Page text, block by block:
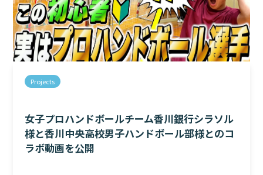
Projects
女子プロハンドボールチーム香川銀行シラソル
様と香川中央高校男子ハンドボール部様とのコ
ラボ動画を公開